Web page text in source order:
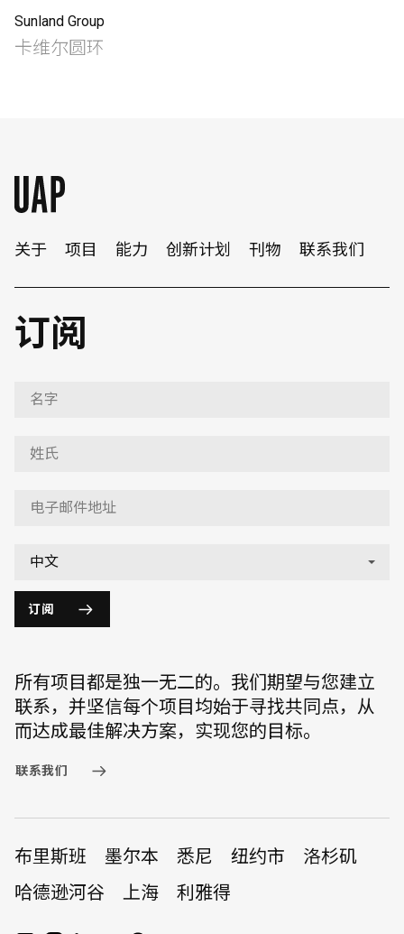
Sunland Group
卡维尔圆环
关于 项目 能力 创新计划 刊物 联系我们
订阅
订阅
所有项目都是独一无二的。我们期望与您建立
联系，并坚信每个项目均始于寻找共同点，从
而达成最佳解决方案，实现您的目标。
联系我们
布里斯班 墨尔本 悉尼 纽约市
洛杉矶
哈德逊河谷
上海 利雅得